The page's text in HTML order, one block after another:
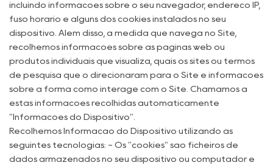
incluindo informações sobre o seu navegador, endereço IP,
fuso horário e alguns dos cookies instalados no seu
dispositivo. Além disso, à medida que navega no Site,
recolhemos informações sobre as páginas web ou
produtos individuais que visualiza, quais os sites ou termos
de pesquisa que o direcionaram para o Site e informações
sobre a forma como interage com o Site. Chamamos a
estas informações recolhidas automaticamente
"Informações do Dispositivo".
Recolhemos Informação do Dispositivo utilizando as
seguintes tecnologias: - Os "cookies" são ficheiros de
dados armazenados no seu dispositivo ou computador e